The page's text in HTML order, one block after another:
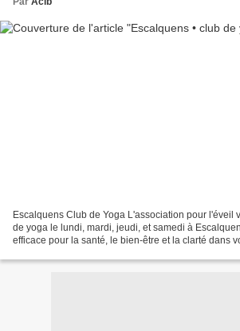
Escalquens Club de Yoga L'association pour l'éveil
de yoga le lundi, mardi, jeudi, et samedi à
efficace pour la santé, le bien-être et la clarté dans